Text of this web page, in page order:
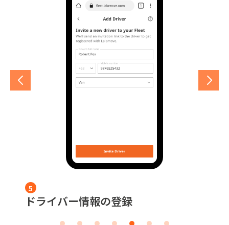
7
ドライバーと車両の紐付け
1
管理者の登録
2
管理者アカウントへのログイン
3
車両情報の登録
4
車両登録の承認
5
ドライバー情報の登録
6
ドライバー登録の承認
7
ドライバーと車両の紐付け
1
管理者の登録